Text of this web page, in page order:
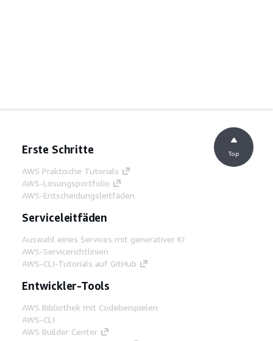
Erste Schritte
AWS Praktische Tutorials
AWS-Lösungsportfolio
AWS-Entscheidungsleitfäden
Serviceleitfäden
Auswahl eines Services mit generativer KI
AWS-Servicerichtlinien
AWS-CLI-Tutorials auf GitHub
Entwickler-Tools
AWS Bibliothek mit Codebeispielen
AWS-CLI
AWS Builder Center
Top